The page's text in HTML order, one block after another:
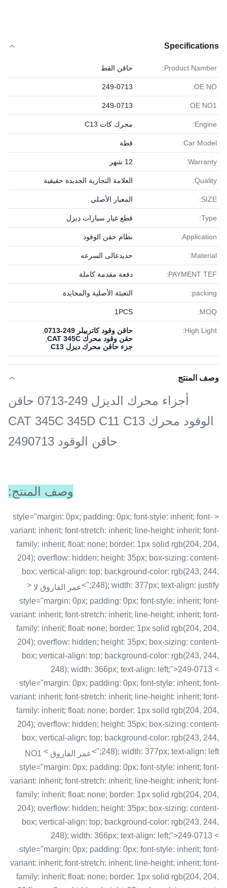
Specifications
Product Namber: حاقن القط
OE NO:
249-0713
OE NO1:
249-0713
Engine: محرك كات C13
Car Model: قطة
Warranty: 12 شهر
Quality: العلامة التجارية الجديدة حقيقية
SIZE: المعيار الأصلي
Type: قطع غيار سيارات ديزل
Application: نظام حقن الوقود
Material: حديدعالى السرعه
PAYMENT TEF: دفعة مقدمة كاملة
packing: التعبئة الأصلية والمحايدة
MOQ:
1PСS
High Light: حاقن وقود كاتربيلر 249-0713
حقن وقود محرك CAT 345C
جزء حاقن محرك ديزل C13
وصف المنتج
أجزاء محرك الديزل 249-0713 حاقن
الوقود محرك CAT 345C 345D C11 C13
حاقن الوقود 2490713
وصف المنتج:
< style="margin: 0px; padding: 0px; font-style: inherit; font-
variant: inherit; font-stretch: inherit; line-height: inherit; font-
family: inherit; float: none; border: 1px solid rgb(204, 204,
204); overflow: hidden; height: 35px; box-sizing: content-
box; vertical-align: top; background-color: rgb(243, 244,
248); width: 377px; text-align: justify;">
عمر الفاروق لا <
style="margin: 0px; padding: 0px; font-style: inherit; font-
variant: inherit; font-stretch: inherit; line-height: inherit; font-
family: inherit; float: none; border: 1px solid rgb(204, 204,
204); overflow: hidden; height: 35px; box-sizing: content-
box; vertical-align: top; background-color: rgb(243, 244,
248); width: 366px; text-align: left;">249-0713 <
style="margin: 0px; padding: 0px; font-style: inherit; font-
variant: inherit; font-stretch: inherit; line-height: inherit; font-
family: inherit; float: none; border: 1px solid rgb(204, 204,
204); overflow: hidden; height: 35px; box-sizing: content-
box; vertical-align: top; background-color: rgb(243, 244,
248); width: 377px; text-align: left;">
عمر الفاروق NO1 <
style="margin: 0px; padding: 0px; font-style: inherit; font-
variant: inherit; font-stretch: inherit; line-height: inherit; font-
family: inherit; float: none; border: 1px solid rgb(204, 204,
204); overflow: hidden; height: 35px; box-sizing: content-
box; vertical-align: top; background-color: rgb(243, 244,
248); width: 366px; text-align: left;">249-0713 <
style="margin: 0px; padding: 0px; font-style: inherit; font-
variant: inherit; font-stretch: inherit; line-height: inherit; font-
family: inherit; float: none; border: 1px solid rgb(204, 204,